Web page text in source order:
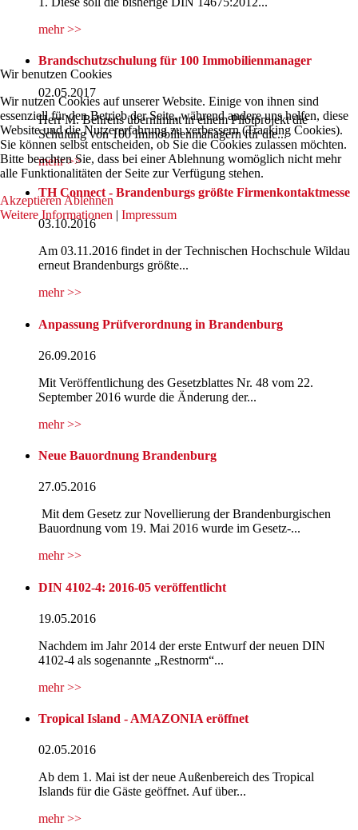
mehr >>
Brandschutzschulung für 100 Immobilienmanager
02.05.2017
Herr M. Behrens übernimmt in einem Pilotprojekt die
Schulung von 100 Immobilienmanagern für die...
mehr >>
TH Connect - Brandenburgs größte Firmenkontaktmesse
03.10.2016
Am 03.11.2016 findet in der Technischen Hochschule Wildau
erneut Brandenburgs größte...
mehr >>
Anpassung Prüfverordnung in Brandenburg
26.09.2016
Mit Veröffentlichung des Gesetzblattes Nr. 48 vom 22.
September 2016 wurde die Änderung der...
mehr >>
Neue Bauordnung Brandenburg
27.05.2016
Mit dem Gesetz zur Novellierung der Brandenburgischen
Bauordnung vom 19. Mai 2016 wurde im Gesetz-...
mehr >>
DIN 4102-4: 2016-05 veröffentlicht
19.05.2016
Nachdem im Jahr 2014 der erste Entwurf der neuen DIN
4102-4 als sogenannte „Restnorm“...
mehr >>
Tropical Island - AMAZONIA eröffnet
02.05.2016
Ab dem 1. Mai ist der neue Außenbereich des Tropical
Islands für die Gäste geöffnet. Auf über...
mehr >>
Wir benutzen Cookies
Wir nutzen Cookies auf unserer Website. Einige von ihnen sind
essenziell für den Betrieb der Seite, während andere uns helfen, diese
Website und die Nutzererfahrung zu verbessern (Tracking Cookies).
Sie können selbst entscheiden, ob Sie die Cookies zulassen möchten.
Bitte beachten Sie, dass bei einer Ablehnung womöglich nicht mehr
alle Funktionalitäten der Seite zur Verfügung stehen.
Akzeptieren Ablehnen
Weitere Informationen | Impressum